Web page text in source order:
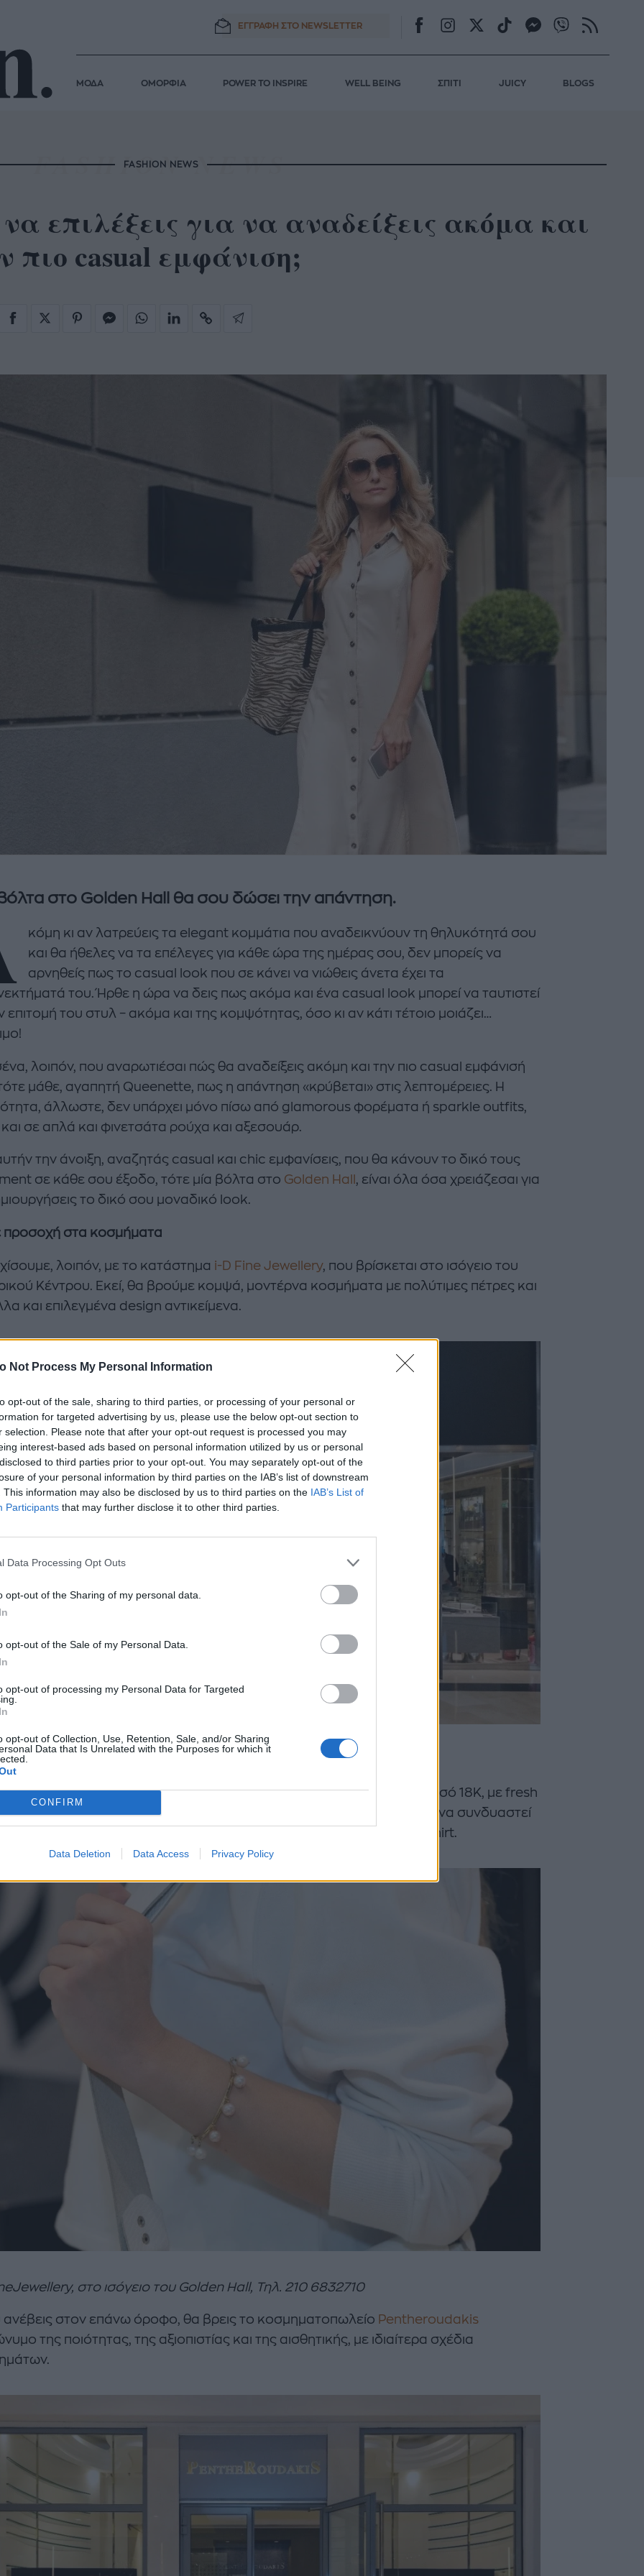
Not Process My Personal Information
opt-out of the sale, sharing to third parties, or processing of your personal or
for targeted advertising by us, please use the below opt-out section to
selection. Please note that after your opt-out request is processed you may
interest-based ads based on personal information utilized by us or personal
to third parties prior to your opt-out. You may separately opt-out of the
of your personal information by third parties on the IAB’s list of downstream
This information may also be disclosed by us to third parties on the IAB’s List of
Participants that may further disclose it to other third parties.
Data Processing Opt Outs
opt-out of the Sharing of my personal data.
opt-out of the Sale of my Personal Data.
opt-out of processing my Personal Data for Targeted
opt-out of Collection, Use, Retention, Sale, and/or Sharing
Data that Is Unrelated with the Purposes for which it
CONFIRM
Data Deletion Data Access Privacy Policy
ΕΓΓΡΑΦΗ ΣΤΟ NEWSLETTER
ΜΟΔΑ ΟΜΟΡΦΙΑ POWER TO INSPIRE WELL BEING ΣΠΙΤΙ JUICY BLOGS
FASHION NEWS
επιλέξεις για να αναδείξεις ακόμα και
πιο casual εμφάνιση;
στο Golden Hall θα σου δώσει την απάντηση.
κόμη κι αν λατρεύεις τα elegant κομμάτια που αναδεικνύουν τη θηλυκότητά σου
και θα ήθελες να τα επέλεγες για κάθε ώρα της ημέρας σου, δεν μπορείς να
αρνηθείς πως το casual look που σε κάνει να νιώθεις άνετα έχει τα
του. Ήρθε η ώρα να δεις πως ακόμα και ένα casual look μπορεί να ταυτιστεί
επιτομή του στυλ – ακόμα και της κομψότητας, όσο κι αν κάτι τέτοιο μοιάζει…
λοιπόν, που αναρωτιέσαι πώς θα αναδείξεις ακόμη και την πιο casual εμφάνισή
μάθε, αγαπητή Queenette, πως η απάντηση «κρύβεται» στις λεπτομέρειες. Η
άλλωστε, δεν υπάρχει μόνο πίσω από glamorous φορέματα ή sparkle outfits,
σε απλά και φινετσάτα ρούχα και αξεσουάρ.
την άνοιξη, αναζητάς casual και chic εμφανίσεις, που θα κάνουν το δικό τους
σε κάθε σου έξοδο, τότε μία βόλτα στο Golden Hall , είναι όλα όσα χρειάζεσαι για
το δικό σου μοναδικό look.
στα κοσμήματα
λοιπόν, με το κατάστημα i-D Fine Jewellery, που βρίσκεται στο ισόγειο του
Κέντρου. Εκεί, θα βρούμε κομψά, μοντέρνα κοσμήματα με πολύτιμες πέτρες και
και επιλεγμένα design αντικείμενα.
στο . 210 6832710
μας πρόταση, είναι ένα βραχιόλι της σχεδιάστριας Maria Kotsoni, χρυσό 18Κ, με fresh
Droplets Cuff. Αναμφίβολα, το συγκεκριμένο κόσμημα μπορεί να συνδυαστεί
και με τα πιο casual ρούχα σου, όπως είναι ένα τζιν με ένα λευκό t-shirt.
στοισόγειοτουGolden Hall, Τηλ . 210 6832710
στον επάνω όροφο, θα βρεις το κοσμηματοπωλείο Pentheroudakis
της ποιότητας, της αξιοπιστίας και της αισθητικής, με ιδιαίτερα σχέδια
Point of View
ΑΠΟΣΤΟΛΟΠΟΥΛΟΥ
καλοκαιρινή
φέτα και φράουλες
A STORY BY KORI
ΔΑΦΝΗ ΚΑΡΑΒΟΚΥΡΗ
Nτίνα Νικολάου: «Όταν
πανικού νόμιζα πως θα
πεθάνω»
Majenco's Point of View
ΣΑΜΑΝΘΑ ΑΠΟΣΤΟΛΟΠΟΥΛΟΥ
Αγώνα της W.I.N. Hellas